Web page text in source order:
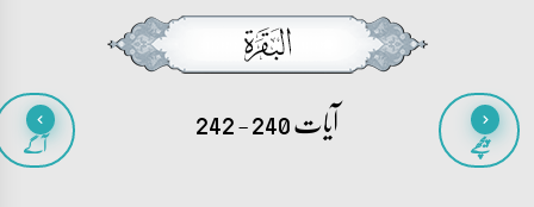
پیچھے آیات 240 - 242 آگے